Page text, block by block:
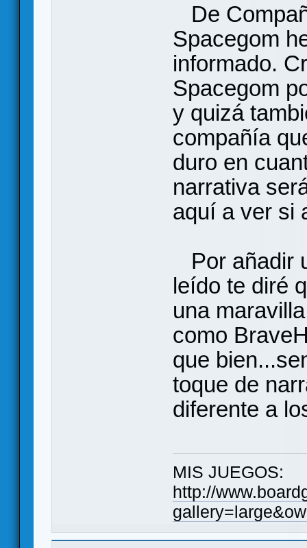
De
Spacegom
informado.
Spacegom
y quizá
compañía
duro en
narrativa
aquí a ver si
Por añadir
leído te diré
una
como
que
toque de
diferente a
MIS JUEGOS:
http://